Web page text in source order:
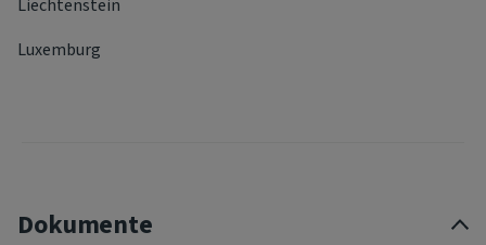
Liechtenstein
Luxemburg
Dokumente